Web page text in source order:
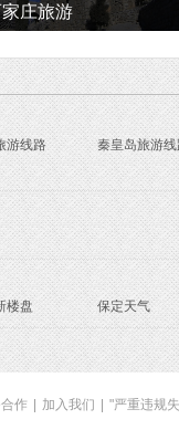
庄旅游
游线路
秦皇岛旅游
楼盘 保定天气
作 加入我们 "严重违规